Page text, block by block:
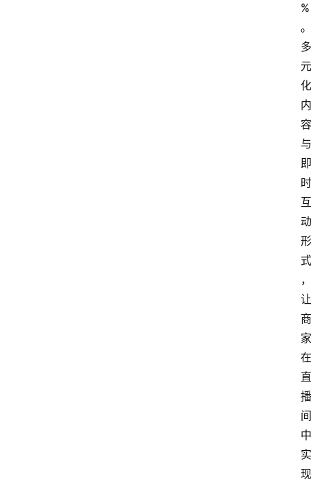
%
。
多
元
化
内
容
与
即
时
互
动
形
式
，
让
商
家
在
直
播
间
中
实
现